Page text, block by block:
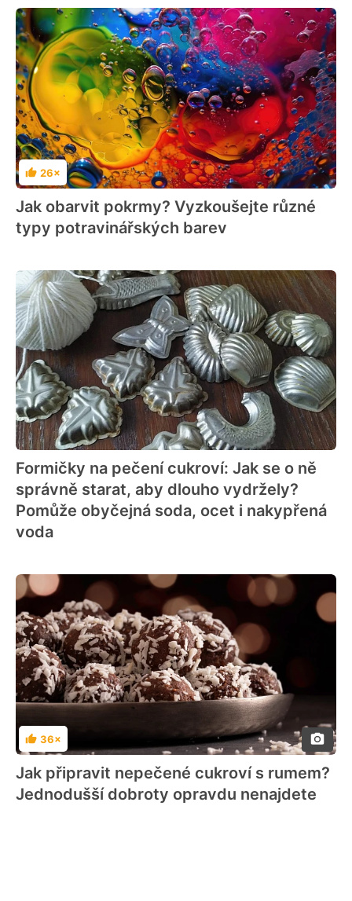
Hodnocení
26×
Jak obarvit pokrmy? Vyzkoušejte různé
typy potravinářských barev
Formičky na pečení cukroví: Jak se o ně
správně starat, aby dlouho vydržely?
Pomůže obyčejná soda, ocet i nakypřená
voda
Hodnocení
36×
Jak připravit nepečené cukroví s rumem?
Jednodušší dobroty opravdu nenajdete